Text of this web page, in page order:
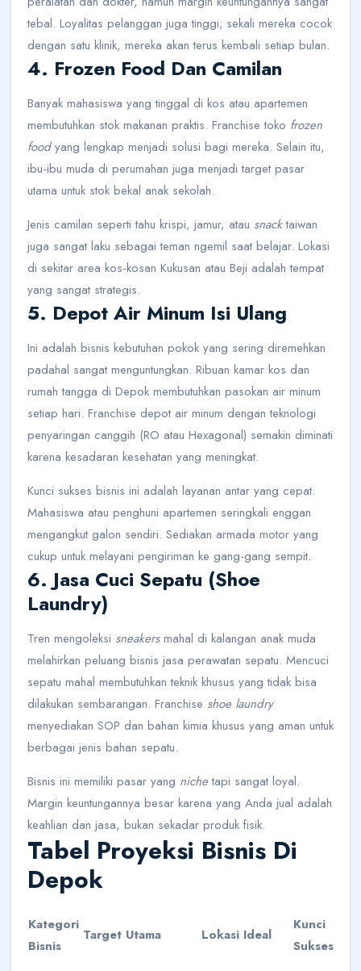
tebal. Loyalitas pelanggan juga tinggi; sekali mereka cocok
dengan satu klinik, mereka akan terus kembali setiap bulan.
4. Frozen Food Dan Camilan
Banyak mahasiswa yang tinggal di kos atau apartemen
membutuhkan stok makanan praktis. Franchise toko frozen
foodyang lengkap menjadi solusi bagi mereka. Selain itu,
ibu-ibu muda di perumahan juga menjadi target pasar
utama untuk stok bekal anak sekolah.
Jenis camilan seperti tahu krispi, jamur, atau snacktaiwan
juga sangat laku sebagai teman ngemil saat belajar. Lokasi
di sekitar area kos-kosan Kukusan atau Beji adalah tempat
yang sangat strategis.
5. Depot Air Minum Isi Ulang
Ini adalah bisnis kebutuhan pokok yang sering diremehkan
padahal sangat menguntungkan. Ribuan kamar kos dan
rumah tangga di Depok membutuhkan pasokan air minum
setiap hari. Franchise depot air minum dengan teknologi
penyaringan canggih (RO atau Hexagonal) semakin diminati
karena kesadaran kesehatan yang meningkat.
Kunci sukses bisnis ini adalah layanan antar yang cepat.
Mahasiswa atau penghuni apartemen seringkali enggan
mengangkut galon sendiri. Sediakan armada motor yang
cukup untuk melayani pengiriman ke gang-gang sempit.
6. Jasa Cuci Sepatu (Shoe
Laundry)
Tren mengoleksi sneakersmahal di kalangan anak muda
melahirkan peluang bisnis jasa perawatan sepatu. Mencuci
sepatu mahal membutuhkan teknik khusus yang tidak bisa
dilakukan sembarangan. Franchise shoe laundry
menyediakan SOP dan bahan kimia khusus yang aman untuk
berbagai jenis bahan sepatu.
Bisnis ini memiliki pasar yang nichetapi sangat loyal.
Margin keuntungannya besar karena yang Anda jual adalah
keahlian dan jasa, bukan sekadar produk fisik.
Tabel Proyeksi Bisnis Di
Depok
Kategori
Bisnis
Target Utama Lokasi Ideal
Kunci
Sukses